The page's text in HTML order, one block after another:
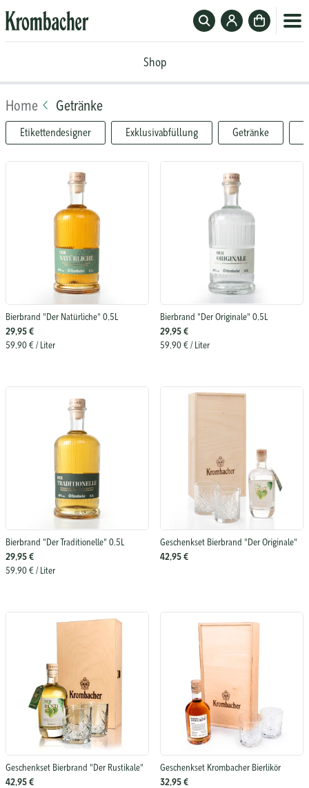
Suchfeld
ein-
Zum
Krombacher-
Zur
Kasse
Shop
Home Getränke
Etikettendesigner Exklusivabfüllung Getränke
Bierbrand "Der Natürliche" 0,5L
29,95 €
59,90 €/ Liter
Bierbrand "Der Originale" 0,5L
29,95 €
59,90 €/ Liter
Bierbrand "Der Traditionelle" 0,5L
29,95 €
59,90 €/ Liter
Geschenkset Bierbrand "Der Originale"
42,95 €
Geschenkset Bierbrand "Der Rustikale"
42,95 €
Geschenkset Krombacher Bierlikör
32,95 €